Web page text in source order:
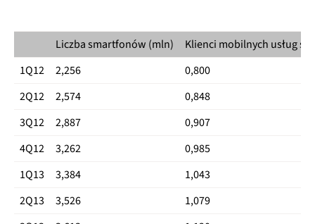
7,898 8,798 2,817
16,696
3Q16
7,309 2,893
4Q16
6,537 2,986
1Q17
5,820
2Q17
4,983
3Q17
4,696
4Q17
4,698
Liczba smartfonów (mln)
Klienci mobilnych usług
1Q12
2,256
0,800
2Q12
2,574
0,848
3Q12
2,887
0,907
4Q12
3,262
0,985
1Q13
3,384
1,043
2Q13
3,526
1,079